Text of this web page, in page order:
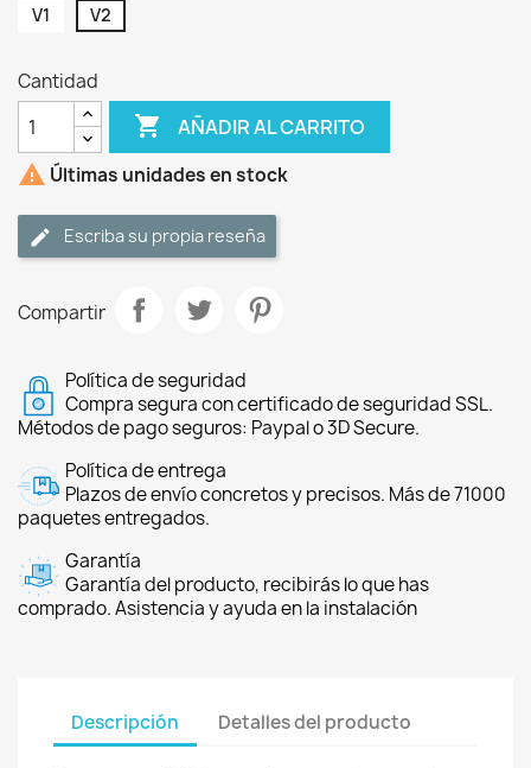
V1 V2
Cantidad
 AÑADIR AL CARRITO
 Últimas unidades en stock
Escriba su propia reseña
Compartir
Política de seguridad
Compra segura con certificado de seguridad SSL.
Métodos de pago seguros: Paypal o 3D Secure.
Política de entrega
Plazos de envío concretos y precisos. Más de 71000
paquetes entregados.
Garantía
Garantía del producto, recibirás lo que has
comprado. Asistencia y ayuda en la instalación
Descripción Detalles del producto